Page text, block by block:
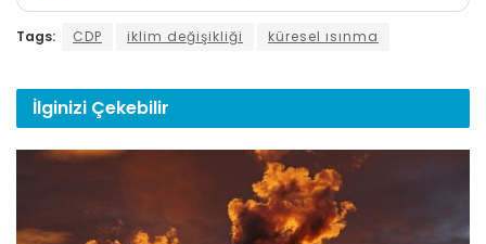
Tags: CDP iklim değişikliği küresel ısınma
İlginizi Çekebilir